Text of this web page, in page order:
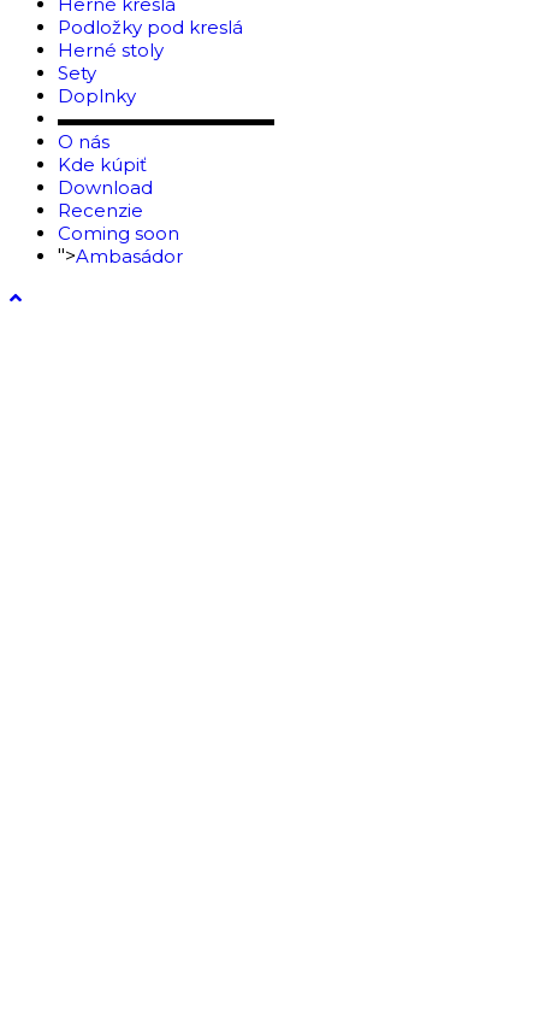
Podložky pod kreslá
Herné stoly
Sety
Doplnky
▬▬▬▬▬▬▬▬▬▬▬▬
O nás
Kde kúpiť
Download
Recenzie
Coming soon
">Ambasádor